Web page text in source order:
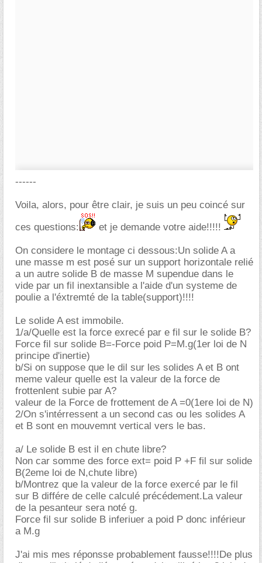
------
Voila, alors, pour être clair, je suis un peu coincé sur
ces questions:
et je demande votre aide!!!!!
On considere le montage ci dessous:Un solide A a
une masse m est posé sur un support horizontale relié
a un autre solide B de masse M supendue dans le
vide par un fil inextansible a l'aide d'un systeme de
poulie a l'éxtremté de la table(support)!!!!
Le solide A est immobile.
1/a/Quelle est la force exrecé par e fil sur le solide B?
Force fil sur solide B=-Force poid P=M.g(1er loi de N
principe d'inertie)
b/Si on suppose que le dil sur les solides A et B ont
meme valeur quelle est la valeur de la force de
frottenlent subie par A?
valeur de la Force de frottement de A =0(1ere loi de N)
2/On s'intérressent a un second cas ou les solides A
et B sont en mouvemnt vertical vers le bas.
a/ Le solide B est il en chute libre?
Non car somme des force ext= poid P +F fil sur solide
B(2eme loi de N,chute libre)
b/Montrez que la valeur de la force exercé par le fil
sur B différe de celle calculé précédement.La valeur
de la pesanteur sera noté g.
Force fil sur solide B inferiuer a poid P donc inférieur
a M.g
J'ai mis mes réponsse probablement fausse!!!!De plus